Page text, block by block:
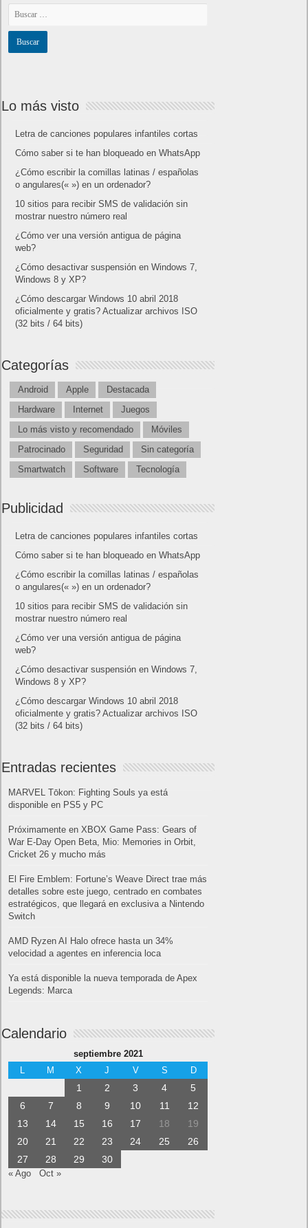
Lo más visto
Letra de canciones populares infantiles cortas
Cómo saber si te han bloqueado en WhatsApp
¿Cómo escribir la comillas latinas / españolas
o angulares(« ») en un ordenador?
10 sitios para recibir SMS de validación sin
mostrar nuestro número real
¿Cómo ver una versión antigua de página
web?
¿Cómo desactivar suspensión en Windows 7,
Windows 8 y XP?
¿Cómo descargar Windows 10 abril 2018
oficialmente y gratis? Actualizar archivos ISO
(32 bits / 64 bits)
Categorías
Android Apple
Destacada
Hardware
Internet
Juegos
Lo más visto y recomendado
Móviles
Patrocinado
Seguridad
Sin categoría
Smartwatch
Software Tecnología
Publicidad
Letra de canciones populares infantiles cortas
Cómo saber si te han bloqueado en WhatsApp
¿Cómo escribir la comillas latinas / españolas
o angulares(« ») en un ordenador?
10 sitios para recibir SMS de validación sin
mostrar nuestro número real
¿Cómo ver una versión antigua de página
web?
¿Cómo desactivar suspensión en Windows 7,
Windows 8 y XP?
¿Cómo descargar Windows 10 abril 2018
oficialmente y gratis? Actualizar archivos ISO
(32 bits / 64 bits)
Entradas recientes
MARVEL Tōkon: Fighting Souls ya está
disponible en PS5 y PC
Próximamente en XBOX Game Pass: Gears of
War E-Day Open Beta, Mio: Memories in Orbit,
Cricket 26 y mucho más
El Fire Emblem: Fortune’s Weave Direct trae más
detalles sobre este juego, centrado en combates
estratégicos, que llegará en exclusiva a Nintendo
Switch
AMD Ryzen AI Halo ofrece hasta un 34%
velocidad a agentes en inferencia loca
Ya está disponible la nueva temporada de Apex
Legends: Marca
Calendario
septiembre 2021
L
M X J V S D
1 2 3 4
5
6
7 8 9 10 11
12
13
14 15 16 17 18
19
20
21 22 23 24 25
26
27
28 29 30
« Ago Oct »